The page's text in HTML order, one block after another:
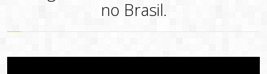
no Brasil.